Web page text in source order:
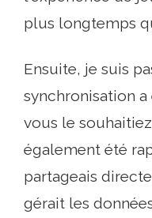
plus longtemps
Ensuite, je suis
synchronisation
vous le
également été
partageais
gérait les